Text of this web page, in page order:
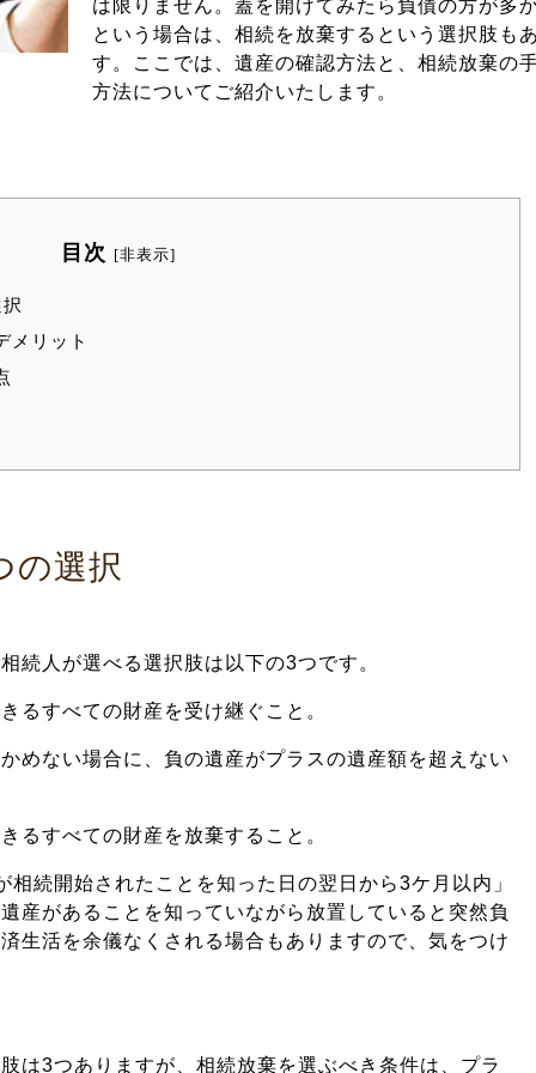
は限りません。蓋を開けてみたら負債の方が多
という場合は、相続を放棄するという選択肢も
す。ここでは、遺産の確認方法と、相続放棄の
方法についてご紹介いたします。
目次 [非表示]
メリット
の選択
続人が選べる選択肢は以下の3つです。
るすべての財産を受け継ぐこと。
めない場合に、負の遺産がプラスの遺産額を超えない
るすべての財産を放棄すること。
続開始されたことを知った日の翌日から3ケ月以内」
産があることを知っていながら放置していると突然負
生活を余儀なくされる場合もありますので、気をつけ
は3つありますが、相続放棄を選ぶべき条件は、プラ